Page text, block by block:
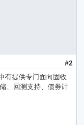
#2
有提供专门面向固收
、回测支持、债券计